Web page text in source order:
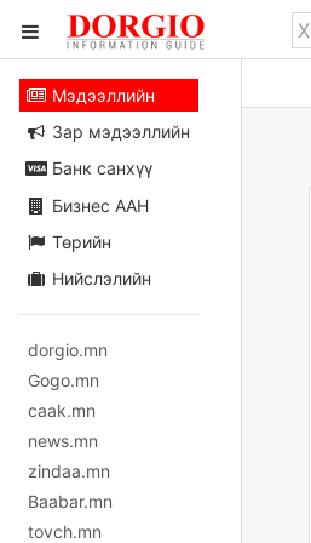
Мэдээллийн
Зар мэдээллийн
Банк санхүү
Бизнес ААН
Төрийн
Нийслэлийн
dorgio.mn
Gogo.mn
caak.mn
news.mn
zindaa.mn
Baabar.mn
tovch.mn